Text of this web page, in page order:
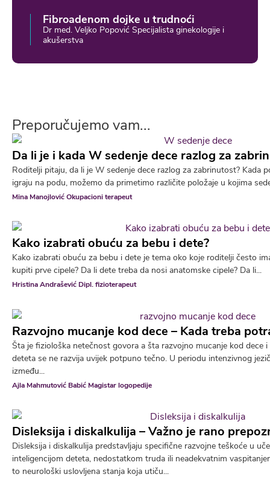
Fibroadenom dojke u trudnoći
Dr med. Veljko Popović Specijalista ginekologije i
akušerstva
Preporučujemo vam...
Da li je i kada W sedenje dece razlog za
Roditelji pitaju, da li je W sedenje dece razlog za zabrinutost? Kada
igraju na podu, možemo da primetimo različite položaje u kojima
Mina Manojlović Okupacioni terapeut
Kako izabrati obuću za bebu i dete?
Kako izabrati obuću za bebu i dete je tema oko koje roditelji često
kupiti prve cipele? Da li dete treba da nosi anatomske cipele? Da li...
Hristina Andrašević Dipl. fizioterapeut
Razvojno mucanje kod dece – Kada treba
Šta je fiziološka netečnost govora a šta razvojno mucanje kod dece
deteta se ne razvija uvijek potpuno tečno. U periodu intenzivnog
između...
Ajla Mahmutović Babić Magistar logopedije
Disleksija i diskalkulija – Važno je rano
Disleksija i diskalkulija predstavljaju specifične razvojne teškoće u
inteligencijom deteta, nedostatkom truda ili neadekvatnim
to neurološki uslovljena stanja koja utiču...